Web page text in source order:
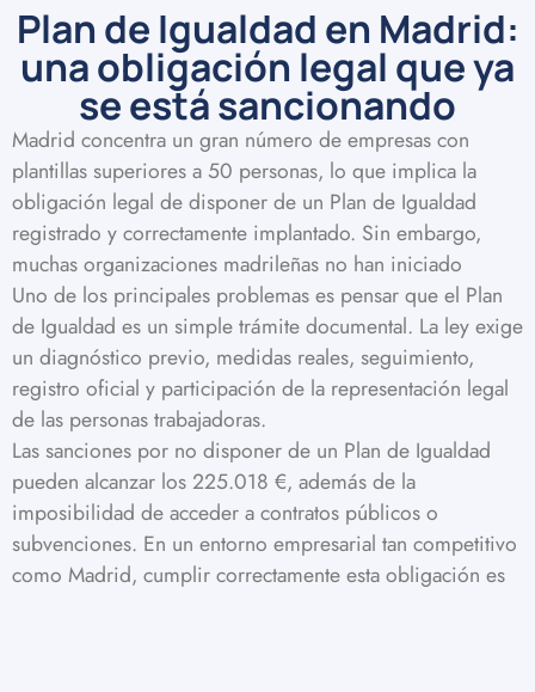
Plan de Igualdad en Madrid:
una obligación legal que ya
se está sancionando
Madrid concentra un gran número de empresas con
plantillas superiores a 50 personas, lo que implica la
obligación legal de disponer de un Plan de Igualdad
registrado y correctamente implantado. Sin embargo,
muchas organizaciones madrileñas no han iniciado
Uno de los principales problemas es pensar que el Plan
de Igualdad es un simple trámite documental. La ley exige
un diagnóstico previo, medidas reales, seguimiento,
registro oficial y participación de la representación legal
de las personas trabajadoras.
Las sanciones por no disponer de un Plan de Igualdad
pueden alcanzar los 225.018 €, además de la
imposibilidad de acceder a contratos públicos o
subvenciones. En un entorno empresarial tan competitivo
como Madrid, cumplir correctamente esta obligación es